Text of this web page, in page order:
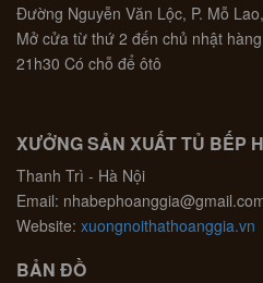
Đường Nguyễn Văn Lộc, P. Mỗ
Mở cửa từ thứ 2 đến chủ nhật
21h30 Có chỗ để ôtô
XƯỞNG SẢN XUẤT TỦ BẾP
Thanh Trì - Hà Nội
Email:
Website: xuongnoithathoanggia.vn
BẢN ĐỒ